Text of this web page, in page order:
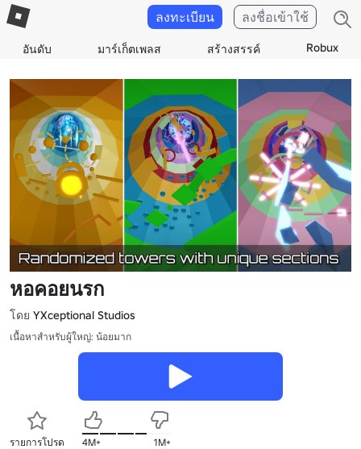
อันดับ มาร์เก็ตเพลส สร้างสรรค์ Robux
ลงทะเบียน ลงชื่อเข้าใช้
หอคอยนรก
โดย YXceptional Studios
เนื้อหาสำหรับผู้ใหญ่: น้อยมาก
รายการโปรด 4M+ 1M+